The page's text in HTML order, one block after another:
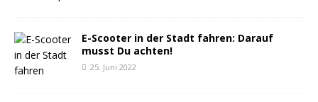
E-Scooter in der Stadt fahren: Darauf
musst Du achten!
25. Juni 2022